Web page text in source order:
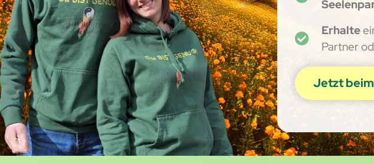
Erhalte
Partner
Jetzt